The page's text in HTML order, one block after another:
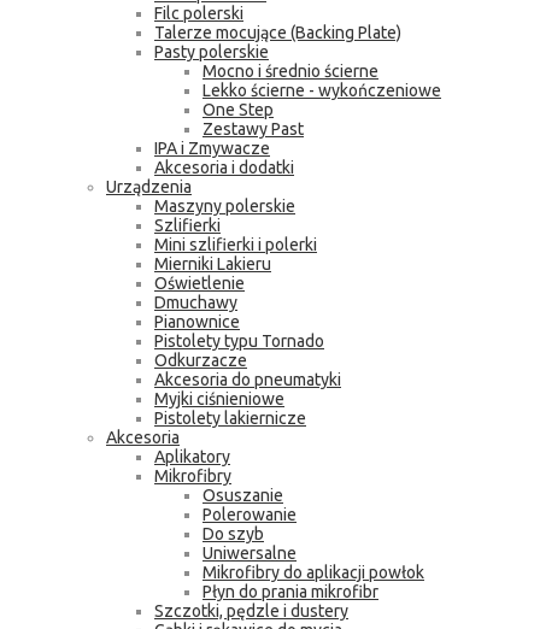
Filc polerski
Talerze mocujące (Backing Plate)
Pasty polerskie
Mocno i średnio ścierne
Lekko ścierne - wykończeniowe
One Step
Zestawy Past
IPA i Zmywacze
Akcesoria i dodatki
Urządzenia
Maszyny polerskie
Szlifierki
Mini szlifierki i polerki
Mierniki Lakieru
Oświetlenie
Dmuchawy
Pianownice
Pistolety typu Tornado
Odkurzacze
Akcesoria do pneumatyki
Myjki ciśnieniowe
Pistolety lakiernicze
Akcesoria
Aplikatory
Mikrofibry
Osuszanie
Polerowanie
Do szyb
Uniwersalne
Mikrofibry do aplikacji powłok
Płyn do prania mikrofibr
Szczotki, pędzle i dustery